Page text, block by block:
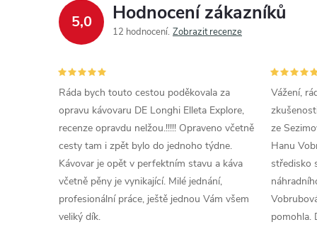
5,0 Hodnocení zákazníků
12 hodnocení Zobrazit recenze
Ráda bych touto cestou poděkovala za
opravu kávovaru DE Longhi Elleta Explore,
recenze opravdu nelžou.!!!!! Opraveno včetně
cesty tam i zpět bylo do jednoho týdne.
Kávovar je opět v perfektním stavu a káva
včetně pěny je vynikající. Milé jednání,
profesionální práce, ještě jednou Vám všem
veliký dík.
Vážení,
ze
Hanu
středisko
pomohla.